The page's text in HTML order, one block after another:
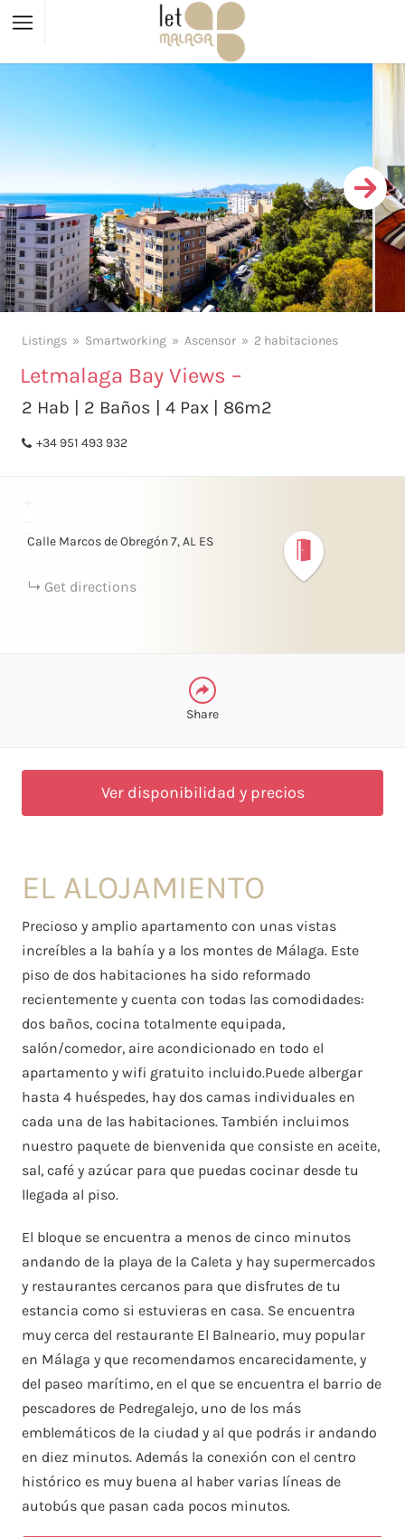
Listings Smartworking Ascensor 2 habitaciones
Letmalaga Bay Views –
2 Hab | 2 Baños | 4 Pax | 86m2
+34 951 493 932
Calle Marcos de Obregón7 AL ES
Get directions
Share
X
Ver disponibilidad y precios
EL ALOJAMIENTO
Precioso y amplio apartamento con unas vistas
increíbles a la bahía y a los montes de Málaga. Este
piso de dos habitaciones ha sido reformado
recientemente y cuenta con todas las comodidades:
dos baños, cocina totalmente equipada,
salón/comedor, aire acondicionado en todo el
apartamento y wifi gratuito incluido.Puede albergar
hasta 4 huéspedes, hay dos camas individuales en
cada una de las habitaciones. También incluimos
nuestro paquete de bienvenida que consiste en aceite,
sal, café y azúcar para que puedas cocinar desde tu
llegada al piso.
El bloque se encuentra a menos de cinco minutos
andando de la playa de la Caleta y hay supermercados
y restaurantes cercanos para que disfrutes de tu
estancia como si estuvieras en casa. Se encuentra
muy cerca del restaurante El Balneario, muy popular
en Málaga y que recomendamos encarecidamente, y
del paseo marítimo, en el que se encuentra el barrio de
pescadores de Pedregalejo, uno de los más
emblemáticos de la ciudad y al que podrás ir andando
en diez minutos. Además la conexión con el centro
histórico es muy buena al haber varias líneas de
autobús que pasan cada pocos minutos.